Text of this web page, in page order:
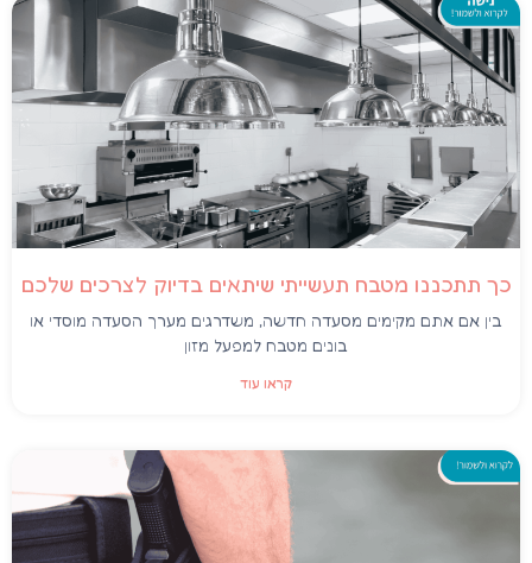
כך תתכננו מטבח תעשייתי שיתאים בדיוק לצרכים שלכם
בין אם אתם מקימים מסעדה חדשה, משדרגים מערך הסעדה מוסדי או
בונים מטבח למפעל מזון
קראו עוד